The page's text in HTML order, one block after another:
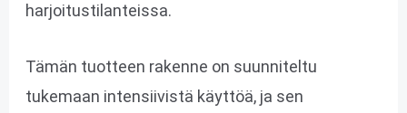
harjoitustilanteissa.
Tämän tuotteen rakenne on suunniteltu
tukemaan intensiivistä käyttöä, ja sen